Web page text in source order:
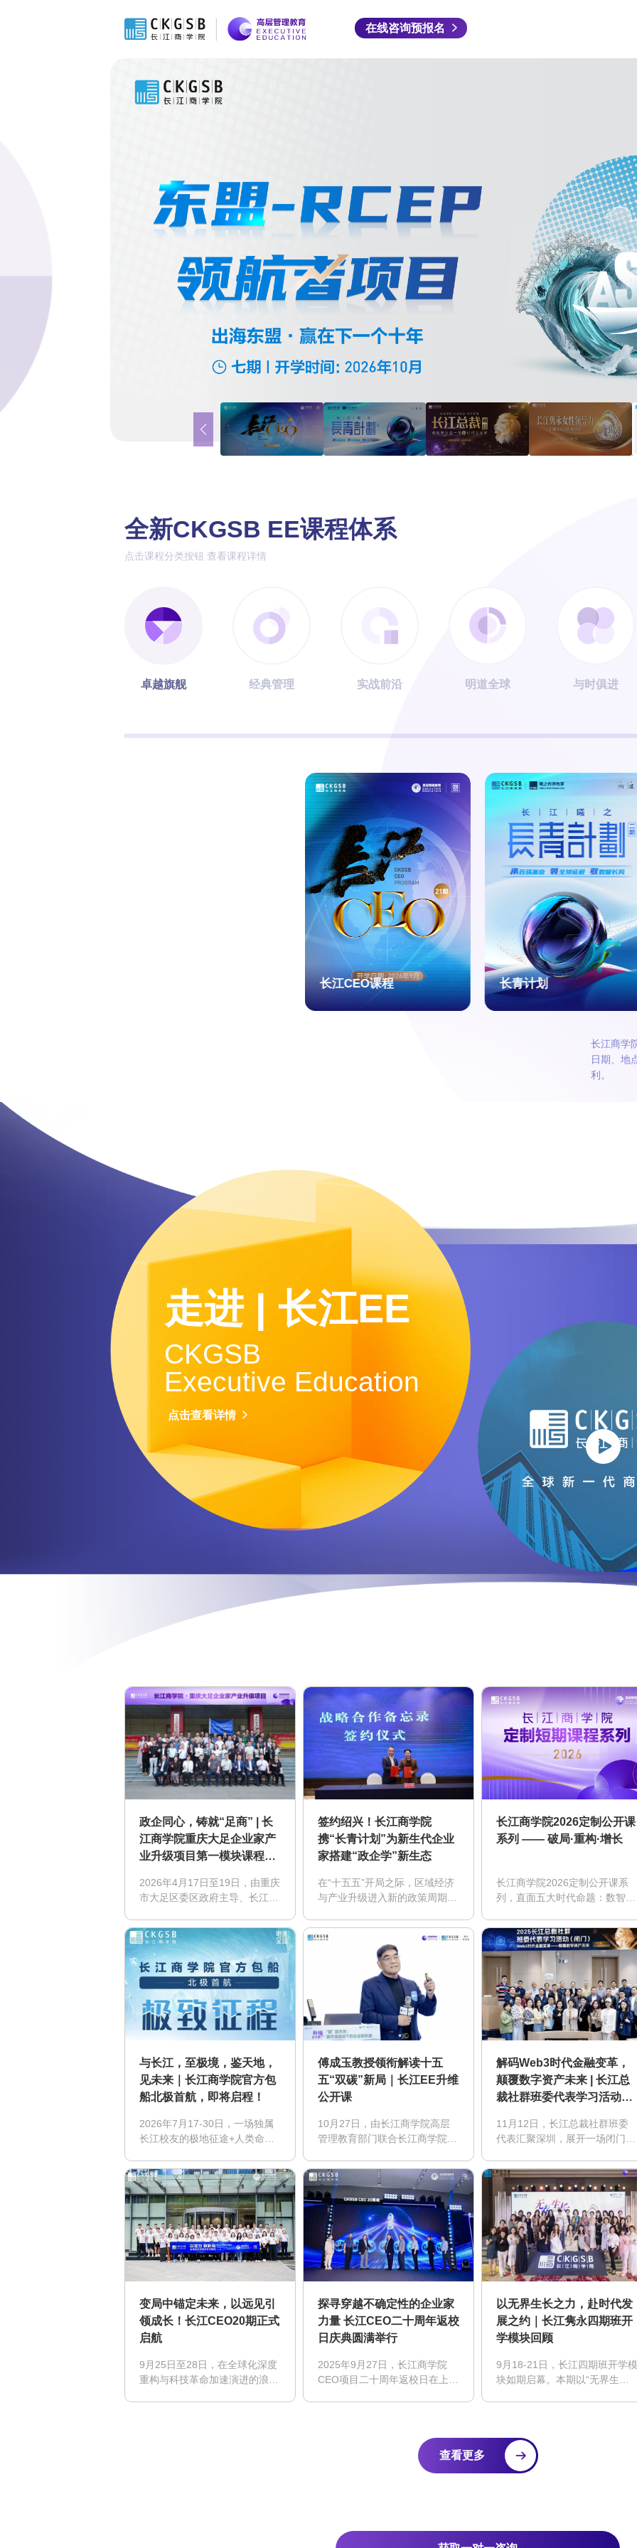
在线咨询预报名
全新CKGSB EE课程体系
点击课程分类按钮 查看课程详情
卓越旗舰 经典管理 实战前沿 明道全球 与时俱进
长江CEO课程 长青计划
长江商学
日期、地
利。
走进 | 长江EE
CKGSB
Executive Education
点击查看详情
政企同心，铸就“足商” | 长
江商学院重庆大足企业家产
业升级项目第一模块课程圆
2026年4月17日至19日，由重庆
市大足区委区政府主导、长江商
学院高级研修班（第一模块），
圆满完成了为期三天的核心授
课。
签约绍兴！长江商学院
携“长青计划”为新生代企业
家搭建“政企学”新生态
在“十五五”开局之际，区域经济
与产业升级进入新的政策周期。
工商联签署战略合作备忘录，探
索“政府引导、院校赋能、企业
参与”的协同发展新范式。
长江商学院2026定制公开课
系列 —— 破局·重构·增长
长江商学院2026定制公开课系
列，直面五大时代命题：数智赋
生态｜全球学习从洞察趋势，到
掌握趋势，最终驾驭趋势
与长江，至极境，鉴天地，
见未来｜长江商学院官方包
船北极首航，即将启程！
2026年7月17-30日，一场独属
长江校友的极地征途+人类命运
官方极地包船“月亮女神号”邀请
广大长江校友、携朋友与家人登
船同行！
傅成玉教授领衔解读十五
五“双碳”新局｜长江EE升维
公开课
10月27日，由长江商学院高层
管理教育部门联合长江商学院湖
碳市场驱动下的企业新机遇”主
题活动在武汉中碳登大厦圆满落
幕。
解码Web3时代金融变革，
颠覆数字资产未来 | 长江总
裁社群班委代表学习活动回
11月12日，长江总裁社群班委
代表汇聚深圳，展开一场闭门深
野，到香港Web3政策的前沿实
践，从RWA(真实世界资产代币
化)的创新探索到跨界生态的政
企对话，构建起“理论一实践-生
态”的立体认知网络，为企业家
群体解码数字资产未来，共绘
Web3时代商业新图景。
变局中锚定未来，以远见引
领成长！长江CEO20期正式
启航
9月25日至28日，在全球化深度
重构与科技革命加速演进的浪潮
探寻穿越不确定性的企业家
力量 长江CEO二十周年返校
日庆典圆满举行
2025年9月27日，长江商学院
CEO项目二十周年返校日在上海
共振”、“全球震荡·南方向
上”、“科技驱动·数智跃迁”为议
题主线，汇聚学界权威、产业领
以无界生长之力，赴时代发
展之约｜长江隽永四期班开
学模块回顾
9月18-21日，长江四期班开学模
块如期启幕。本期以“无界生
寻历史规律与洞察时代变革中，
找寻个人成长、企业发展与时代
脉搏同频共振的共荣之道。
查看更多